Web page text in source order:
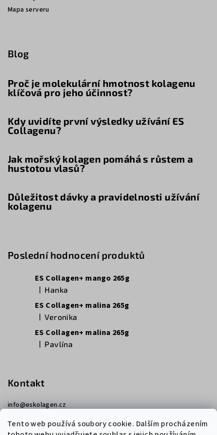
Tento web používá soubory cookie. Dalším procházením
Mapa serveru
Blog
Proč je molekulární hmotnost kolagenu
klíčová pro jeho účinnost?
Kdy uvidíte první výsledky užívání ES
Collagenu?
Jak mořský kolagen pomáhá s růstem a
hustotou vlasů?
Důležitost dávky a pravidelnosti užívání
kolagenu
Poslední hodnocení produktů
ES Collagen+ mango 265g
Hodnocení produktu je 5 z 5 hvězdiček.
Hanka
ES Collagen+ malina 265g
Hodnocení produktu je 5 z 5 hvězdiček.
Veronika
ES Collagen+ malina 265g
Hodnocení produktu je 5 z 5 hvězdiček.
Pavlína
Kontakt
info@eskolagen.cz